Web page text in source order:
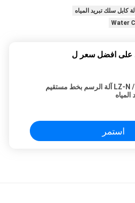
Water
على افضل سعر ل
LZ-N / 750 آلة الرسم بخط مستقيم
المياه
استمر